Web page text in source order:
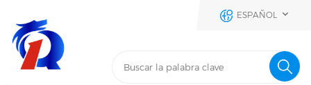
ESPAÑOL